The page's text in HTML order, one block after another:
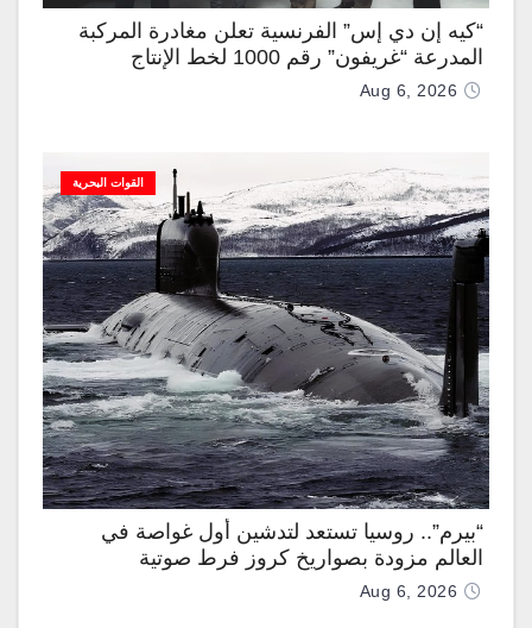
“كيه إن دي إس” الفرنسية تعلن مغادرة المركبة
المدرعة “غريفون” رقم 1000 لخط الإنتاج
Aug 6, 2026
القوات البحرية
“بيرم”.. روسيا تستعد لتدشين أول غواصة في
العالم مزودة بصواريخ كروز فرط صوتية
Aug 6, 2026